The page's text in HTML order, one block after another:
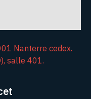
Nanterre cedex.
salle 401.